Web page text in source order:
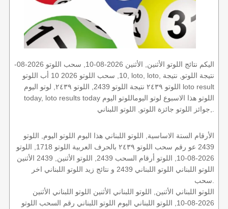
اليكم نتائج اللوتو الأثنين, الأثنين 2026-08-10, سحب اللوتو 2026-08-
10, سحب اللوتو 2026 10 أب اللوتو, loto, loto, نتيجة اللوتو, نتيجة
اللوتو ٢٤٣٩ نتيجة اللوتو 2439, اللوتو ٢٤٣٩, لوتو اليوم loto result
today, loto results today اللوتو هذا الاسبوع لوتو اليوماللوتو اليوم
الأرقام الستة الاساسية, اللوتو اللبناني هذا اليوم اللوتو اليوم, اللوتو
2439 عو رقم سحب اللوتو ٢٤٣٩ بالحرف العربية اللوتو 1718, اللوتو
2026-08-10, اللوتو أرقام السحب 2439, اللوتو الأثنين, 2439 الأثنين
اللوتو اللبناني اللوتو اللبناني 2439 و نتائج زيد اللوتو اللبناني اخر
اللوتو اللبناني الأثنين, اللوتو اللبناني الأثنين اللوتو اللبناني الأثنين
2026-08-10, اللوتو اللبناني اليوم اللوتو اللبناني رقم السحب اللوتو